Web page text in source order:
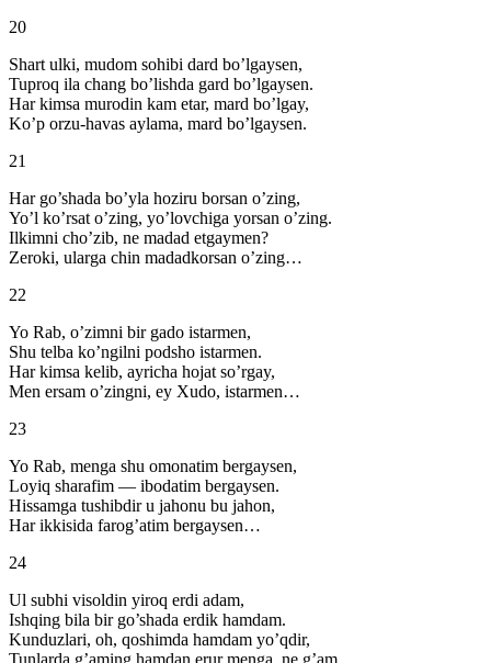
20
Shart ulki, mudom sohibi dard bo’lgaysen,
Tuproq ila chang bo’lishda gard bo’lgaysen.
Har kimsa murodin kam etar, mard bo’lgay,
Ko’p orzu-havas aylama, mard bo’lgaysen.
21
Har go’shada bo’yla hoziru borsan o’zing,
Yo’l ko’rsat o’zing, yo’lovchiga yorsan o’zing.
Ilkimni cho’zib, ne madad etgaymen?
Zeroki, ularga chin madadkorsan o’zing…
22
Yo Rab, o’zimni bir gado istarmen,
Shu telba ko’ngilni podsho istarmen.
Har kimsa kelib, ayricha hojat so’rgay,
Men ersam o’zingni, ey Xudo, istarmen…
23
Yo Rab, menga shu omonatim bergaysen,
Loyiq sharafim — ibodatim bergaysen.
Hissamga tushibdir u jahonu bu jahon,
Har ikkisida farog’atim bergaysen…
24
Ul subhi visoldin yiroq erdi adam,
Ishqing bila bir go’shada erdik hamdam.
Kunduzlari, oh, qoshimda hamdam yo’qdir,
Tunlarda g’aming hamdan erur menga, ne g’am…